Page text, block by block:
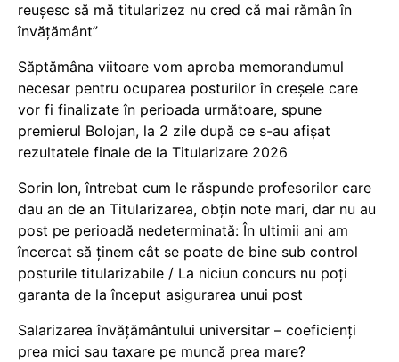
reușesc să mă titularizez nu cred că mai rămân în
învățământ”
Săptămâna viitoare vom aproba memorandumul
necesar pentru ocuparea posturilor în creșele care
vor fi finalizate în perioada următoare, spune
premierul Bolojan, la 2 zile după ce s-au afișat
rezultatele finale de la Titularizare 2026
Sorin Ion, întrebat cum le răspunde profesorilor care
dau an de an Titularizarea, obțin note mari, dar nu au
post pe perioadă nedeterminată: În ultimii ani am
încercat să ținem cât se poate de bine sub control
posturile titularizabile / La niciun concurs nu poți
garanta de la început asigurarea unui post
Salarizarea învățământului universitar – coeficienți
prea mici sau taxare pe muncă prea mare?